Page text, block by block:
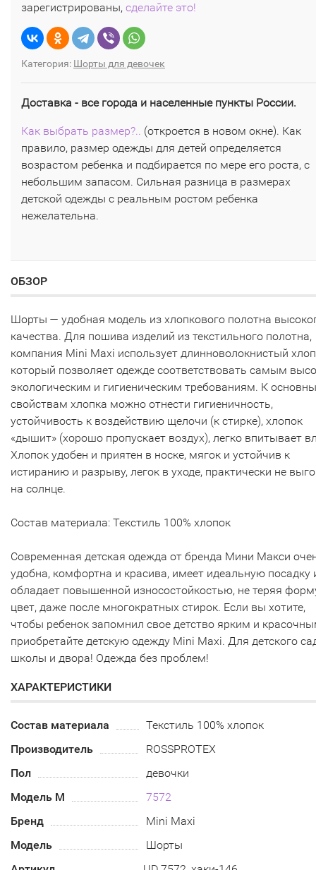
зарегистрированы, сделайте это!
Категория: Шорты для девочек
Доставка - все города и населенные пункты России.
Как выбрать размер?.. (откроется в новом окне). Как
правило, размер одежды для детей определяется
возрастом ребенка и подбирается по мере его роста, с
небольшим запасом. Сильная разница в размерах
детской одежды с реальным ростом ребенка
нежелательна.
ОБЗОР
Шорты — удобная модель из хлопкового полотна
качества. Для пошива изделий из текстильного полотна,
компания Mini Maxi использует длинноволокнистый
который позволяет одежде соответствовать самым
экологическим и гигиеническим требованиям. К
свойствам хлопка можно отнести гигиеничность,
устойчивость к воздействию щелочи (к стирке), хлопок
«дышит» (хорошо пропускает воздух), легко впитывает
Хлопок удобен и приятен в носке, мягок и устойчив к
истиранию и разрыву, легок в уходе, практически не
на солнце.
Состав материала: Текстиль 100% хлопок
Современная детская одежда от бренда Мини Макси
удобна, комфортна и красива, имеет идеальную посадку
обладает повышенной износостойкостью, не теряя
цвет, даже после многократных стирок. Если вы хотите,
чтобы ребенок запомнил свое детство ярким и
приобретайте детскую одежду Mini Maxi. Для детского
школы и двора! Одежда без проблем!
ХАРАКТЕРИСТИКИ
Состав материала
Текстиль 100% хлопок
Производитель
ROSSPROTEX
Пол
девочки
Модель М
7572
Бренд
Mini Maxi
Модель
Шорты